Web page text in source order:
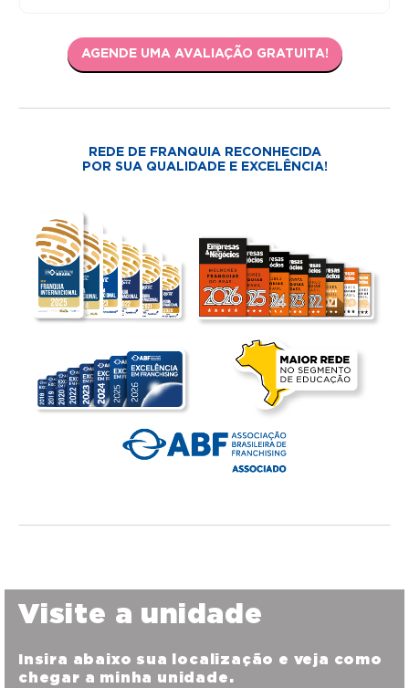
AGENDE UMA AVALIAÇÃO GRATUITA!
REDE DE FRANQUIA RECONHECIDA
POR SUA QUALIDADE E EXCELÊNCIA!
Visite a unidade
Insira abaixo sua localização e veja como
chegar a minha unidade.